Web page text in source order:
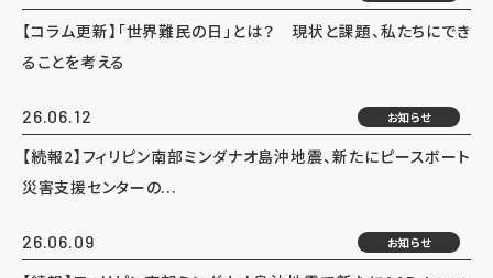
【コラム更新】「世界難民の日」とは？ 現状と課題、私たちにでき
ることを考える
26.06.12 お知らせ
【続報2】フィリピン南部ミンダナオ島沖地震、新たにピースボート
災害支援センターの...
26.06.09 お知らせ